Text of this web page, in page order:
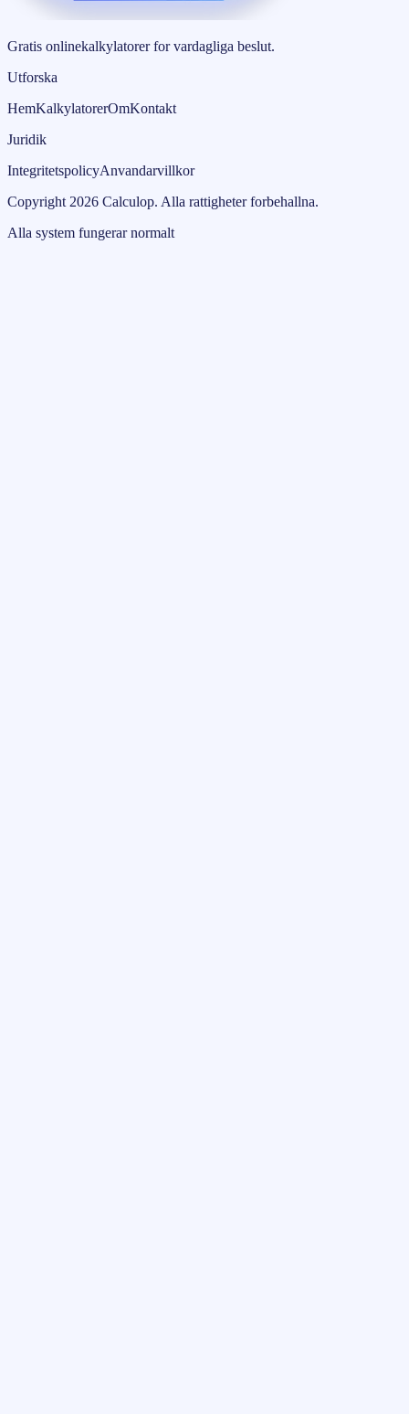
Gratis onlinekalkylatorer for vardagliga beslut.
Utforska
HemKalkylatorerOmKontakt
Juridik
IntegritetspolicyAnvandarvillkor
Copyright 2026 Calculop. Alla rattigheter forbehallna.
Alla system fungerar normalt